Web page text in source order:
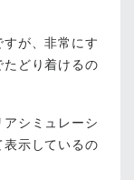
が、非常にす
たどり着けるの
アシミュレーシ
表示しているの